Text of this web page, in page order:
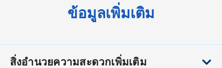
ข้อมูลเพิ่มเติม
สิ่งอำนวยความสะดวกเพิ่มเติม